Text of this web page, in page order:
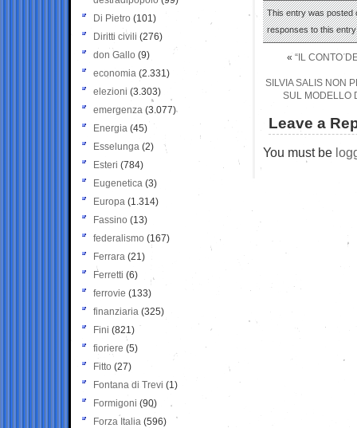
This entry was posted
responses to this
« “IL CONTO
SILVIA SALIS NON
SUL MODELLO
Leave a
You must be
Di Pietro (101)
Diritti civili (276)
don Gallo (9)
economia (2.331)
elezioni (3.303)
emergenza (3.077)
Energia (45)
Esselunga (2)
Esteri (784)
Eugenetica (3)
Europa (1.314)
Fassino (13)
federalismo (167)
Ferrara (21)
Ferretti (6)
ferrovie (133)
finanziaria (325)
Fini (821)
fioriere (5)
Fitto (27)
Fontana di Trevi (1)
Formigoni (90)
Forza Italia (596)